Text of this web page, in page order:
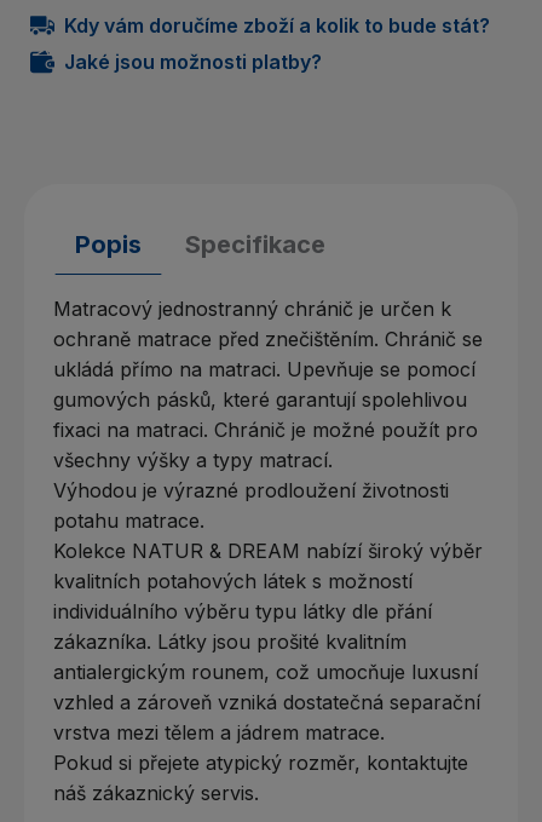
Kdy vám doručíme zboží a kolik to bude stát?
Jaké jsou možnosti platby?
Popis Specifikace
Matracový jednostranný chránič je určen k
ochraně matrace před znečištěním. Chránič se
ukládá přímo na matraci. Upevňuje se pomocí
gumových pásků, které garantují spolehlivou
fixaci na matraci. Chránič je možné použít pro
všechny výšky a typy matrací.
Výhodou je výrazné prodloužení životnosti
potahu matrace.
Kolekce NATUR & DREAM nabízí široký výběr
kvalitních potahových látek s možností
individuálního výběru typu látky dle přání
zákazníka. Látky jsou prošité kvalitním
antialergickým rounem, což umocňuje luxusní
vzhled a zároveň vzniká dostatečná separační
vrstva mezi tělem a jádrem matrace.
Pokud si přejete atypický rozměr, kontaktujte
náš zákaznický servis.